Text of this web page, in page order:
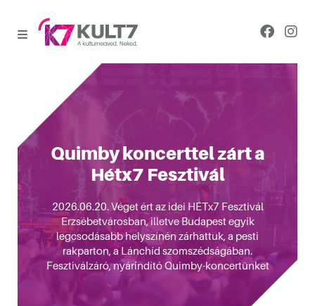
Quimby koncerttel zárt a
Hétx7 Fesztivál
2026.06.20. Véget ért az idei HÉTx7 Fesztivál
Erzsébetvárosban, illetve Budapest egyik
legcsodásabb helyszínén zárhattuk, a pesti
rakparton, a Lánchíd szomszédságában.
Fesztiválzáró, nyárindító Quimby-koncertünket